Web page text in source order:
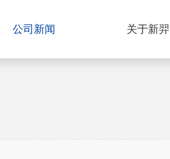
公司新闻 关于新羿